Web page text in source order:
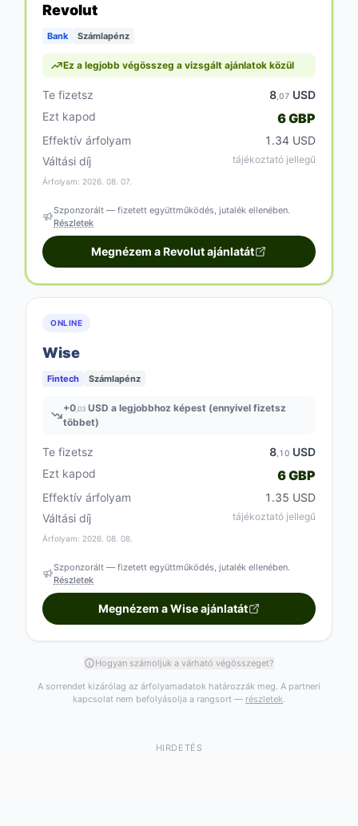
Revolut
Bank Számlapénz
Ez a legjobb végösszeg a vizsgált ajánlatok közül
Te fizetsz 8 ,07 USD
Ezt kapod
6 GBP
Effektív árfolyam
1.34 USD
Váltási díj
tájékoztató jellegű
Árfolyam: 2026. 08. 07.
Szponzorált — fizetett együttműködés, jutalék ellenében.
Részletek
Megnézem a Revolut ajánlatát
ONLINE
Wise
Fintech Számlapénz
+0 ,03 USD a legjobbhoz képest (ennyivel fizetsz
többet)
Te fizetsz 8 ,10 USD
Ezt kapod
6 GBP
Effektív árfolyam
1.35 USD
Váltási díj
tájékoztató jellegű
Árfolyam: 2026. 08. 08.
Szponzorált — fizetett együttműködés, jutalék ellenében.
Részletek
Megnézem a Wise ajánlatát
Hogyan számoljuk a várható végösszeget?
A sorrendet kizárólag az árfolyamadatok határozzák meg. A partneri
kapcsolat nem befolyásolja a rangsort — részletek
HIRDETÉS